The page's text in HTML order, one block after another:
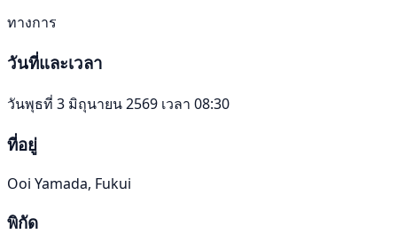
ทางการ
วันที่และเวลา
วันพุธที่ 3 มิถุนายน 2569 เวลา 08:30
ที่อยู่
Ooi Yamada, Fukui
พิกัด